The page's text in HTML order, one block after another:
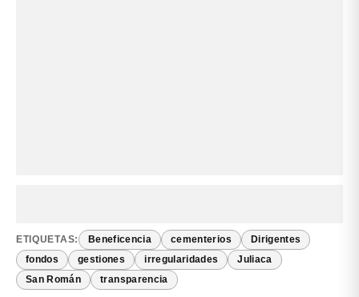
ETIQUETAS: Beneficencia cementerios Dirigentes
fondos gestiones irregularidades Juliaca
San Román transparencia